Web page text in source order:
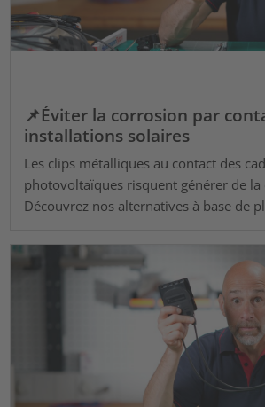
📌Éviter la corrosion par
installations solaires
Les clips métalliques au contact des
photovoltaïques risquent générer de la
Découvrez nos alternatives à base de